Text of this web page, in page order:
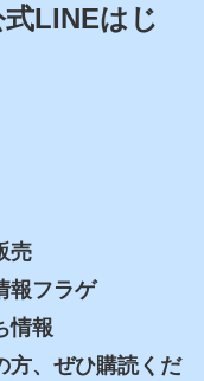
式LINEはじ
売
報フラゲ
情報
方、ぜひ購読くだ